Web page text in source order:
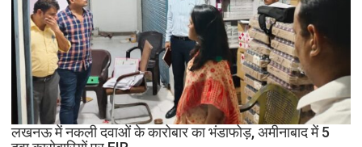
जरूरी!
फिर
ही
कर
सकेंगे
PG,
उत्तराखंड
स्वास्थ्य
लखनऊ में नकली दवाओं के कारोबार का भंडाफोड़, अमीनाबाद में 5